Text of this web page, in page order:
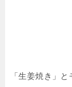
「生姜焼き」